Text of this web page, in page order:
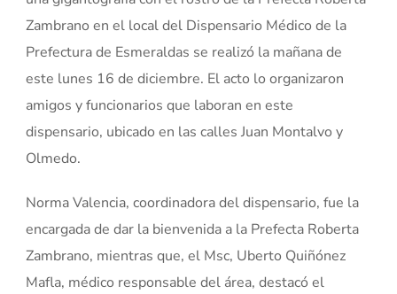
Zambrano en el local del Dispensario Médico de la
Prefectura de Esmeraldas se realizó la mañana de
este lunes 16 de diciembre. El acto lo organizaron
amigos y funcionarios que laboran en este
dispensario, ubicado en las calles Juan Montalvo y
Olmedo.
Norma Valencia, coordinadora del dispensario, fue la
encargada de dar la bienvenida a la Prefecta Roberta
Zambrano, mientras que, el Msc, Uberto Quiñónez
Mafla, médico responsable del área, destacó el